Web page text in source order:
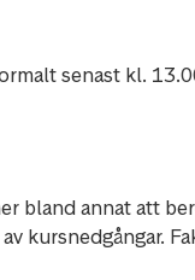
senast kl.
bland annat att
kursnedgångar.